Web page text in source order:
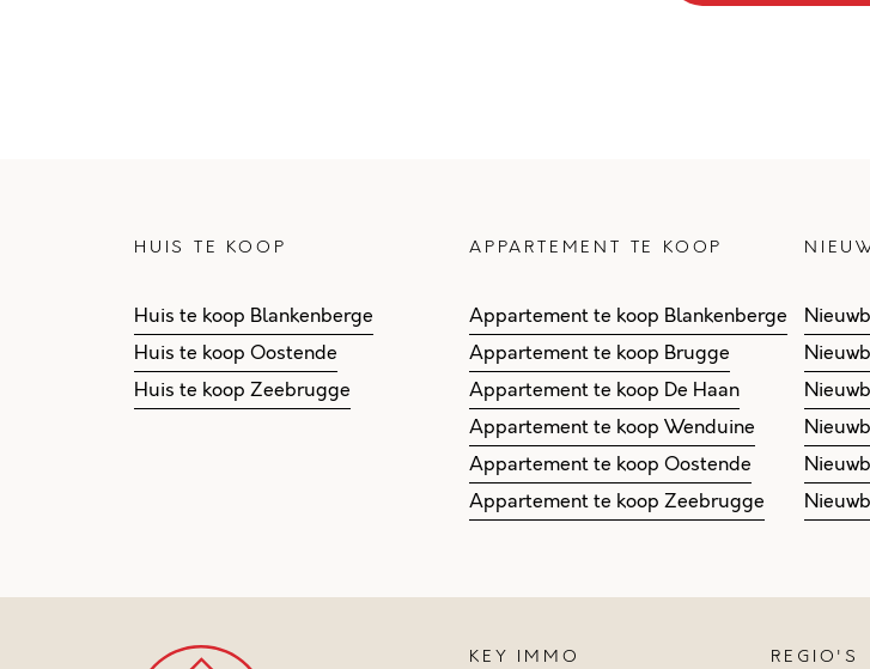
HUIS TE KOOP
Huis te koop Blankenberge
Huis te koop Oostende
Huis te koop Zeebrugge
APPARTEMENT TE KOOP
Appartement te koop Blankenberge
Appartement te koop Brugge
Appartement te koop De Haan
Appartement te koop Wenduine
Appartement te koop Oostende
Appartement te koop Zeebrugge
KEY IMMO REGIO'S